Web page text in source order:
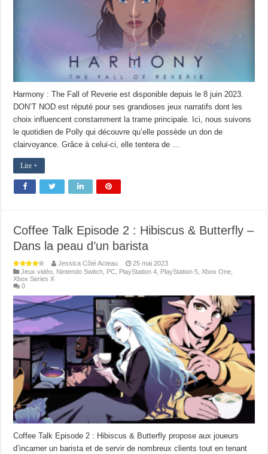
Harmony : The Fall of Reverie est disponible depuis le 8 juin 2023.
DON’T NOD est réputé pour ses grandioses jeux narratifs dont les
choix influencent constamment la trame principale. Ici, nous suivons
le quotidien de Polly qui découvre qu’elle possède un don de
clairvoyance. Grâce à celui-ci, elle tentera de …
Lire +
Coffee Talk Episode 2 : Hibiscus & Butterfly –
Dans la peau d’un barista
Jessica Côté Acteau
25 mai 2023
Jeux vidéo Nintendo Switch PC PlayStation 4 PlayStation 5 ,Xbox One
Xbox Series X
0
Coffee Talk Episode 2 : Hibiscus & Butterfly propose aux joueurs
d’incarner un barista et de servir de nombreux clients tout en tenant